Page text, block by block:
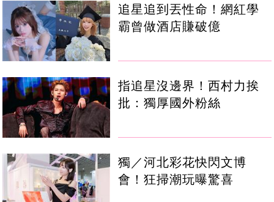
追星追到丟性命！網紅學
霸曾做酒店賺破億
指追星沒邊界！西村力挨
批：獨厚國外粉絲
獨／河北彩花快閃文博
會！狂掃潮玩曝驚喜